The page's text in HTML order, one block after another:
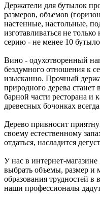
Держатели для бутылок
размеров, объемов
настенные, настольные,
изготавливаться не
серию - не менее 10
Вино - одухотворенный
бездумного отношения к
изысканно. Прочный
природного дерева
барной части ресторана и
древесных бочонках
Дерево привносит
своему естественному
отдаться, насладится
У нас в интернет-
выбрать объемы, размер и
образования трудностей в
наши профессионалы